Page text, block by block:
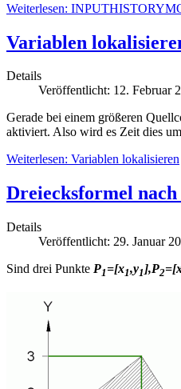
Weiterlesen:
Variablen
Details
Veröffentlicht: 12. Februar
Gerade bei einem größeren
aktiviert. Also wird es Zeit dies
Weiterlesen: Variablen lokalisieren
Dreiecksformel nach
Details
Veröffentlicht: 29. Januar
Sind drei Punkte P1 =[x1,y1],P2